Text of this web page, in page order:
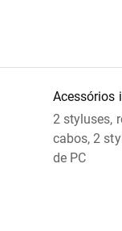
Acessórios
2 styluses,
cabos, 2
de PC